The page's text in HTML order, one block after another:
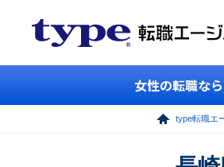
女性の転職なら
type転職エ